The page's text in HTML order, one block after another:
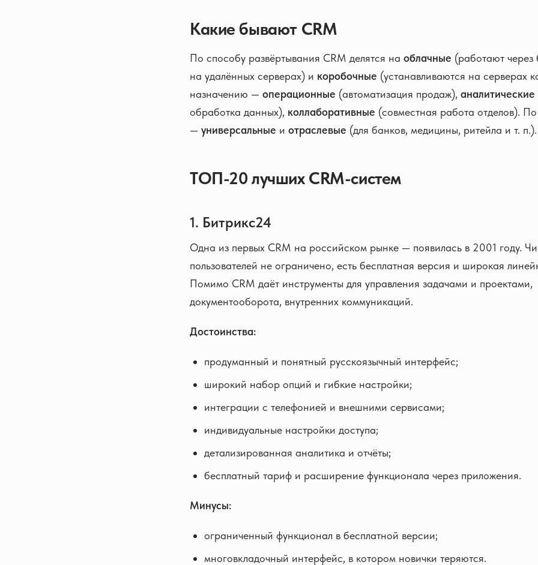
Какие бывают CRM
По способу развёртывания CRM делятся на облачные (работают
на удалённых серверах) и коробочные (устанавливаются на серверах
назначению — операционные (автоматизация продаж), аналитические
обработка данных), коллаборативные (совместная работа отделов).
— универсальные и отраслевые (для банков, медицины, ритейла и т. п.).
ТОП-20 лучших CRM-систем
1. Битрикс24
Одна из первых CRM на российском рынке — появилась в 2001 году.
пользователей не ограничено, есть бесплатная версия и широкая
Помимо CRM даёт инструменты для управления задачами и проектами,
документооборота, внутренних коммуникаций.
Достоинства:
продуманный и понятный русскоязычный интерфейс;
широкий набор опций и гибкие настройки;
интеграции с телефонией и внешними сервисами;
индивидуальные настройки доступа;
детализированная аналитика и отчёты;
бесплатный тариф и расширение функционала через приложения.
Минусы:
ограниченный функционал в бесплатной версии;
многовкладочный интерфейс, в котором новички теряются.